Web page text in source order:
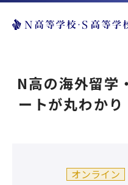
N高の海外留学
ートが丸わか
オンライン